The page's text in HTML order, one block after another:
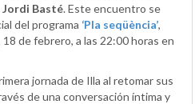
Jordi Basté. Este encuentro se
del programa ‘Pla seqüència’,
de febrero, a las 22:00 horas en
jornada de Illa al retomar sus
de una conversación íntima y